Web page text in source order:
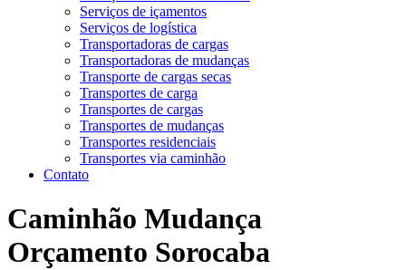
Serviços de içamentos
Serviços de logística
Transportadoras de cargas
Transportadoras de mudanças
Transporte de cargas secas
Transportes de carga
Transportes de cargas
Transportes de mudanças
Transportes residenciais
Transportes via caminhão
Contato
Caminhão Mudança
Orçamento Sorocaba